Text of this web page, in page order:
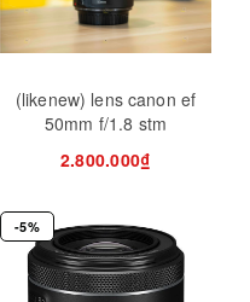
(likenew) lens canon ef
50mm f/1.8 stm
2.800.000₫
-5%